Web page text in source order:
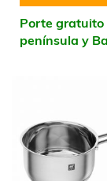
Porte gratuito
península y